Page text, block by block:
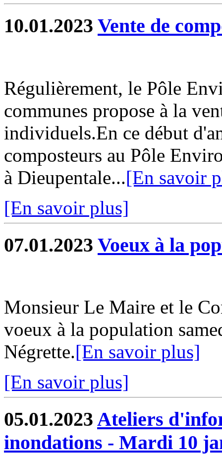
10.01.2023 Vente de
Régulièrement, le Pôle
communes propose à la
individuels.En ce début
composteurs au Pôle
à Dieupentale...[En savoir
[En savoir plus]
07.01.2023 Voeux à la
Monsieur Le Maire et le
voeux à la population
Négrette.[En savoir plus]
[En savoir plus]
05.01.2023 Ateliers
inondations - Mardi 10